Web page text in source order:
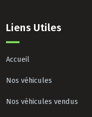
Liens Utiles
Accueil
Nos véhicules
Nos véhicules vendus